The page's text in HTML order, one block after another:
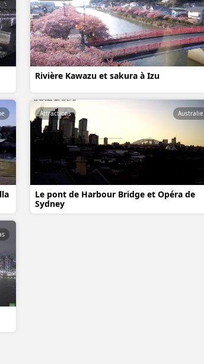
Rivière Kawazu et sakura à Izu
Le pont de Harbour Bridge et Opéra de
Sydney
Attractions Australie